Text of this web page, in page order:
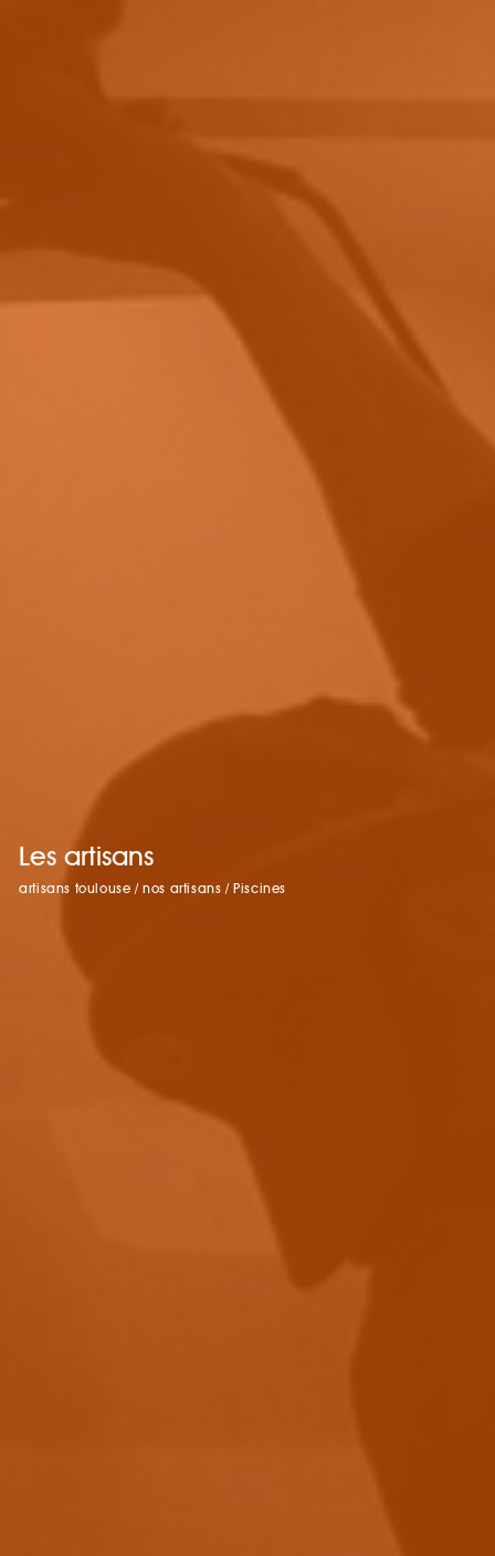
Les artisans
artisans toulouse /nos artisans / Piscines